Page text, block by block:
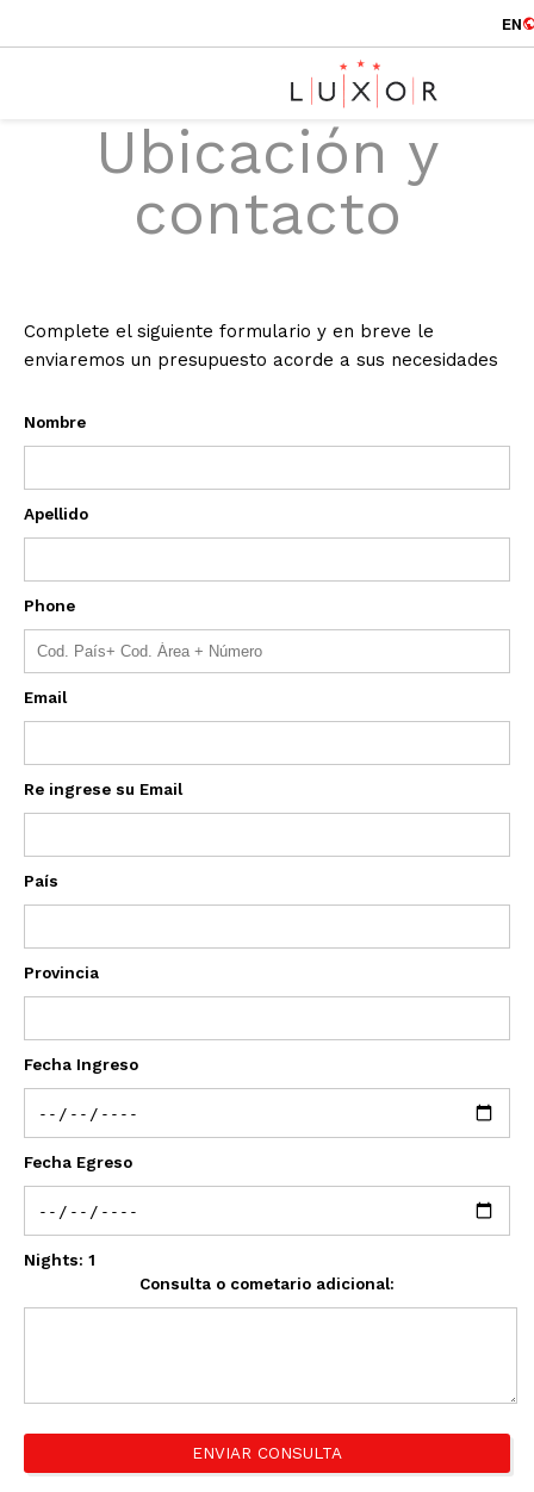
EN
Ubicación y
contacto
Complete el siguiente formulario y en breve le
enviaremos un presupuesto acorde a sus necesidades
Nombre
Apellido
Phone
Email
Re ingrese su Email
País
Provincia
Fecha Ingreso
Fecha Egreso
Nights: 1
Consulta o cometario adicional:
ENVIAR CONSULTA